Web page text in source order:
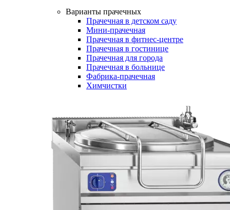
Варианты прачечных
Прачечная в детском саду
Мини-прачечная
Прачечная в фитнес-центре
Прачечная в гостинице
Прачечная для города
Прачечная в больнице
Фабрика-прачечная
Химчистки